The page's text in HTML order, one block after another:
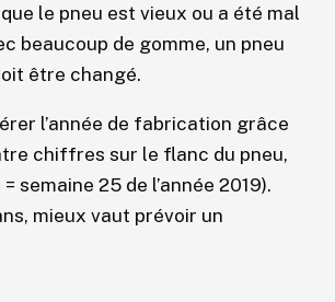
le pneu est vieux ou a été mal
beaucoup de gomme, un pneu
être changé.
l’année de fabrication grâce
chiffres sur le flanc du pneu,
semaine 25 de l’année 2019).
mieux vaut prévoir un